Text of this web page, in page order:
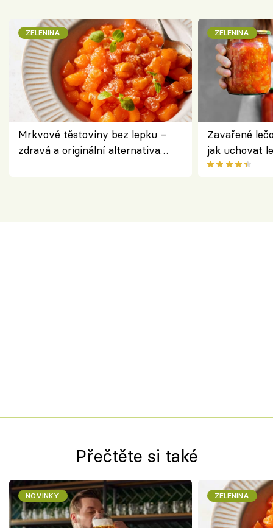
ZELENINA
Mrkvové těstoviny bez lepku –
zdravá a originální alternativa
ZELENINA
Zavařené
jak uchovat
Přečtěte si také
NOVINKY ZELENINA